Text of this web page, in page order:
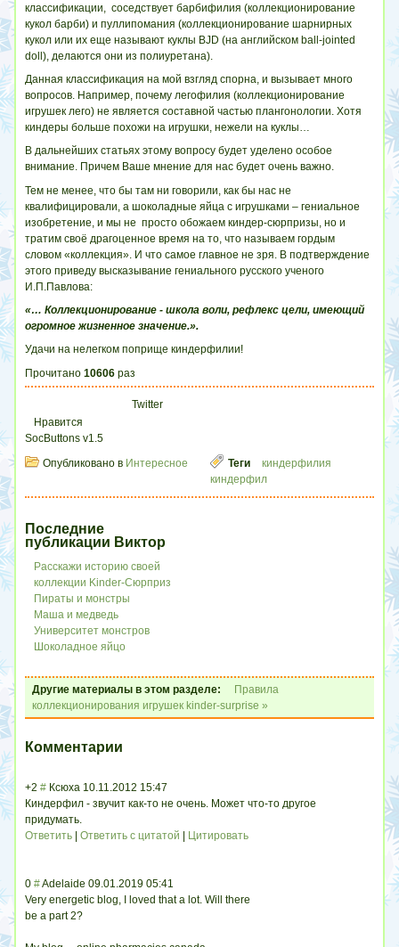
классификации, соседствует барбифилия (коллекционирование
кукол барби) и пуллипомания (коллекционирование шарнирных
кукол или их еще называют куклы BJD (на английском ball-jointed
doll), делаются они из полиуретана).
Данная классификация на мой взгляд спорна, и вызывает много
вопросов. Например, почему легофилия (коллекционирование
игрушек лего) не является составной частью плангонологии. Хотя
киндеры больше похожи на игрушки, нежели на куклы…
В дальнейших статьях этому вопросу будет уделено особое
внимание. Причем Ваше мнение для нас будет очень важно.
Тем не менее, что бы там ни говорили, как бы нас не
квалифицировали, а шоколадные яйца с игрушками – гениальное
изобретение, и мы не просто обожаем киндер-сюрпризы, но и
тратим своё драгоценное время на то, что называем гордым
словом «коллекция». И что самое главное не зря. В подтверждение
этого приведу высказывание гениального русского ученого
И.П.Павлова:
«… Коллекционирование - школа воли, рефлекс цели, имеющий
огромное жизненное значение.».
Удачи на нелегком поприще киндерфилии!
Прочитано10606 раз
Twitter
Нравится
SocButtons v1.5
Опубликовано в Интересное Теги
киндерфилия
киндерфил
Последние
публикации Виктор
Расскажи историю своей
коллекции Kinder-Сюрприз
Пираты и монстры
Маша и медведь
Университет монстров
Шоколадное яйцо
Другие материалы в этом разделе:
Правила
коллекционирования игрушек kinder-surprise »
Комментарии
+2 # Ксюха 10.11.2012 15:47
Киндерфил - звучит как-то не очень. Может что-то другое
придумать.
Ответить |Ответить с цитатой Цитировать
0 #Adelaide 09.01.2019 05:41
Very energetic blog, I loved that a lot. Will there
be a part 2?